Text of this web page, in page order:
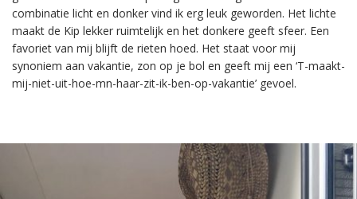
combinatie licht en donker vind ik erg leuk geworden. Het lichte
maakt de Kip lekker ruimtelijk en het donkere geeft sfeer. Een
favoriet van mij blijft de rieten hoed. Het staat voor mij
synoniem aan vakantie, zon op je bol en geeft mij een ‘T-maakt-
mij-niet-uit-hoe-mn-haar-zit-ik-ben-op-vakantie’ gevoel.